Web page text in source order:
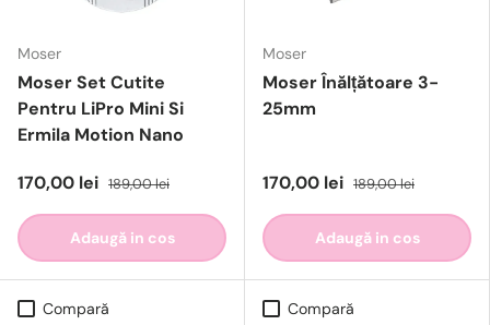
Moser
Moser Set Cutite
Pentru LiPro Mini Si
Ermila Motion Nano
170,00 lei 189,00 lei
Adaugă in cos
Moser
Moser Înălțătoare 3-
25mm
170,00 lei 189,00 lei
Adaugă in cos
Compară Compară